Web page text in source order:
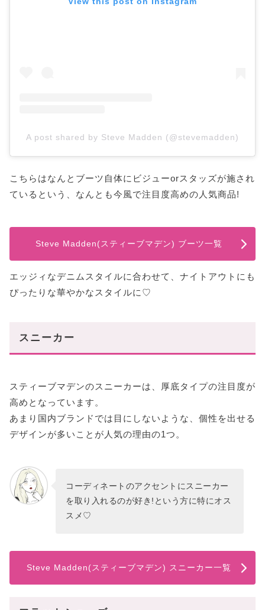
A post shared by Steve Madden (@stevemadden)
こちらはなんとブーツ自体にビジューorスタッズが施され
ているという、なんとも今風で注目度高めの人気商品!
Steve Madden(スティーブマデン) ブーツ一覧
エッジィなデニムスタイルに合わせて、ナイトアウトにも
ぴったりな華やかなスタイルに♡
スニーカー
スティーブマデンのスニーカーは、厚底タイプの注目度が
高めとなっています。
あまり国内ブランドでは目にしないような、個性を出せる
デザインが多いことが人気の理由の1つ。
コーディネートのアクセントにスニーカー
を取り入れるのが好き!という方に特にオス
スメ♡
Steve Madden(スティーブマデン) スニーカー一覧